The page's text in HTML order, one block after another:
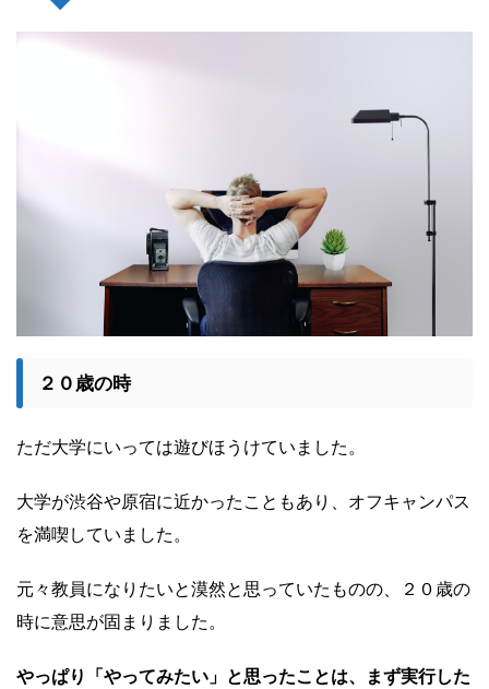
２０歳の時
ただ大学にいっては遊びほうけていました。
大学が渋谷や原宿に近かったこともあり、オフキャンパス
を満喫していました。
元々教員になりたいと漠然と思っていたものの、２０歳の
時に意思が固まりました。
やっぱり「やってみたい」と思ったことは、まず実行した